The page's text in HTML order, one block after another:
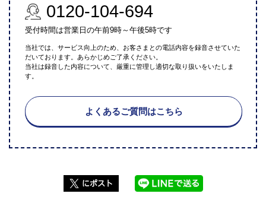
0120-104-694
受付時間は営業日の午前9時～午後5時です
当社では、サービス向上のため、お客さまとの電話内容を録音させていた
だいております。あらかじめご了承ください。
当社は録音した内容について、厳重に管理し適切な取り扱いをいたしま
す。
よくあるご質問はこちら